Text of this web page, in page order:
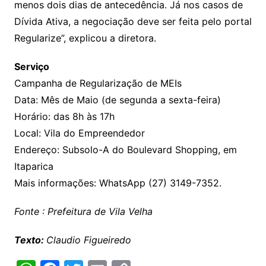
menos dois dias de antecedência. Já nos casos de
Dívida Ativa, a negociação deve ser feita pelo portal
Regularize”, explicou a diretora.
Serviço
Campanha de Regularização de MEIs
Data: Mês de Maio (de segunda a sexta-feira)
Horário: das 8h às 17h
Local: Vila do Empreendedor
Endereço: Subsolo-A do Boulevard Shopping, em
Itaparica
Mais informações: WhatsApp (27) 3149-7352.
Fonte : Prefeitura de Vila Velha
Texto: Claudio Figueiredo